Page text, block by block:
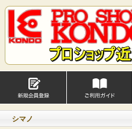
シマノ